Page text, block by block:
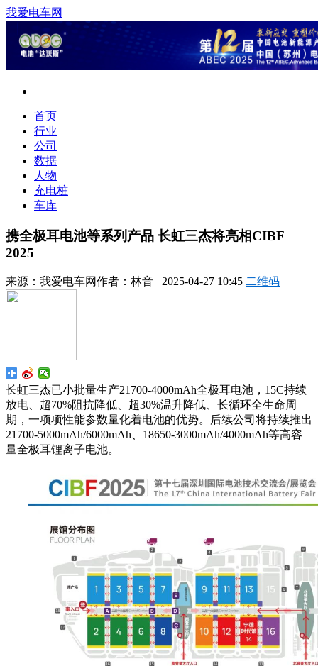
我爱电车网
首页
行业
公司
数据
人物
充电桩
车库
携全极耳电池等系列产品 长虹三杰将亮相CIBF
2025
来源： 我爱电车网作者： 林音 2025-04-27 10:45 二维码
长虹三杰已小批量生产21700-4000mAh全极耳电池，15C持续
放电、超70%阻抗降低、超30%温升降低、长循环全生命周
期，一项项性能参数量化着电池的优势。后续公司将持续推出
21700-5000mAh/6000mAh、18650-3000mAh/4000mAh等高容
量全极耳锂离子电池。